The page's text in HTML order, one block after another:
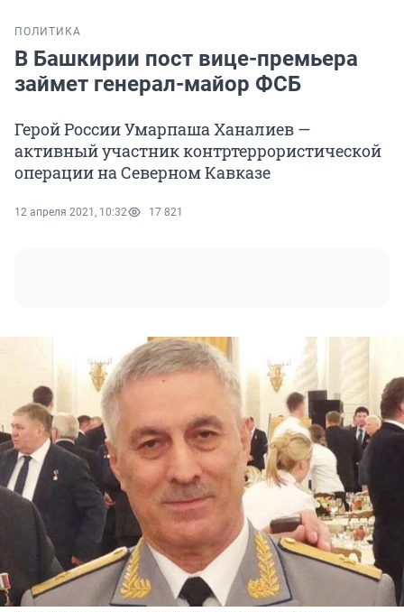
ПОЛИТИКА
В Башкирии пост вице-премьера
займет генерал-майор ФСБ
Герой России Умарпаша Ханалиев —
активный участник контртеррористической
операции на Северном Кавказе
12 апреля 2021, 10:32 17 821